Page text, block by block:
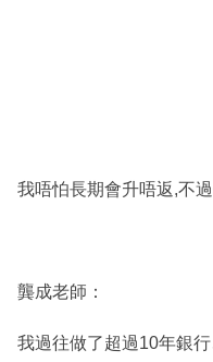
我唔怕長期會升唔返,不
龔成老師：
我過往做了超過10年銀